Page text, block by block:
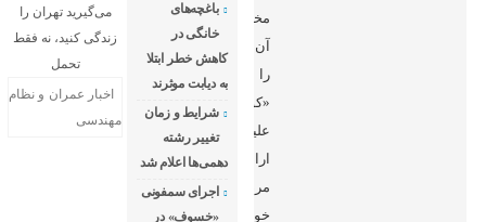
مخالف
آن
را
«کودتا
علیه
اراده
مردم»
خوانده‌اند.
باغچه‌های
خانگی در
کاهش خطر ابتلا
به دیابت موثرند
شرایط و زمان
تغییر رشته
دهمی‌ها اعلام شد
اجرای سمفونی
«خسوف» در
می‌گیرید تهران را
زندگی کنید، نه فقط
تحمل
اخبار عمران و نظام
مهندسی